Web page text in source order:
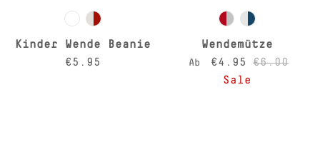
Kinder Wende Beanie
Normaler Preis
€5.95
Wendemütze
Verkaufspreis
Ab €4.95 Normaler
€6.00
Sale